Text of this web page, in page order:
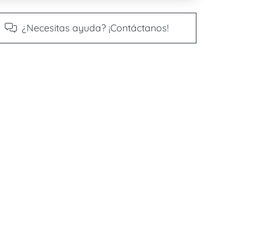
¿Necesitas ayuda? ¡Contáctanos!